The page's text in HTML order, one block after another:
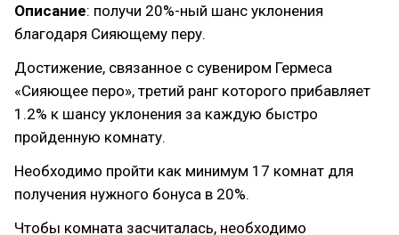
Описание: получи 20%-ный шанс уклонения
благодаря Сияющему перу.
Достижение, связанное с сувениром Гермеса
«Сияющее перо», третий ранг которого прибавляет
1.2% к шансу уклонения за каждую быстро
пройденную комнату.
Необходимо пройти как минимум 17 комнат для
получения нужного бонуса в 20%.
Чтобы комната засчиталась, необходимо